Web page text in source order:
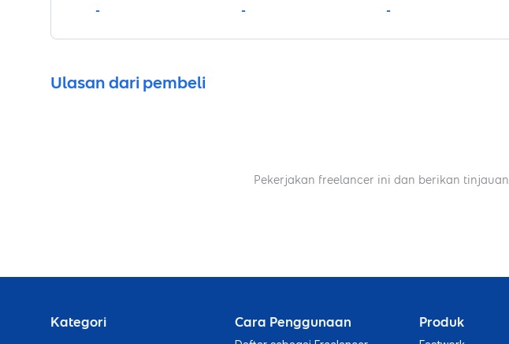
- - -
Ulasan dari pembeli
Pekerjakan freelancer ini dan berikan tinjauan
Kategori Cara Penggunaan Produk